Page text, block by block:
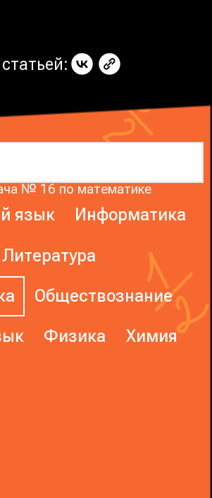
№ 16 по математике
язык Информатика
Литература
Обществознание
Физика Химия